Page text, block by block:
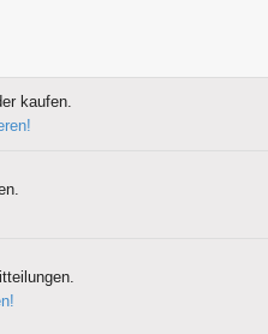
kaufen.